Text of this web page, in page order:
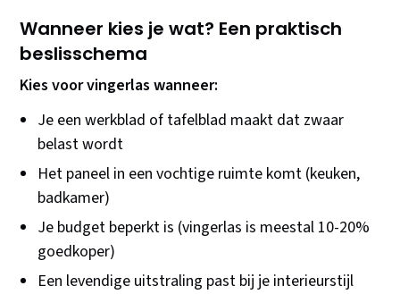
Wanneer kies je wat? Een praktisch
beslisschema
Kies voor vingerlas wanneer:
Je een werkblad of tafelblad maakt dat zwaar
belast wordt
Het paneel in een vochtige ruimte komt (keuken,
badkamer)
Je budget beperkt is (vingerlas is meestal 10-20%
goedkoper)
Een levendige uitstraling past bij je interieurstijl